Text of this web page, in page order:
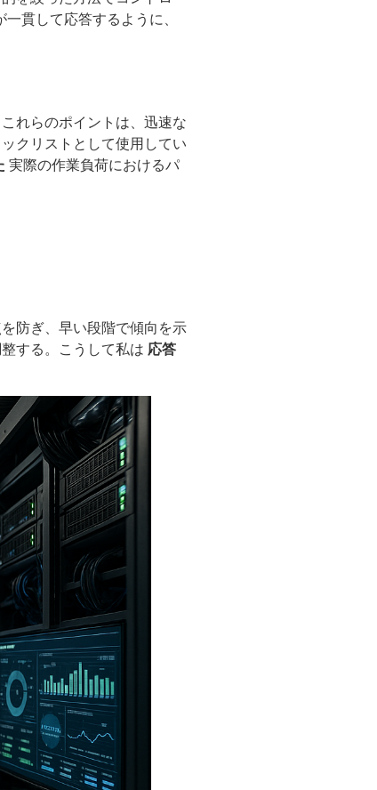
貫して応答するように、
れらのポイントは、迅速な
クリストとして使用してい
実際の作業負荷におけるパ
防ぎ、早い段階で傾向を示
する。こうして私は 応答